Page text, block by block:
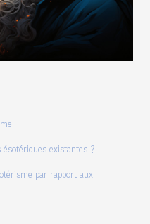
existantes ?
par rapport aux